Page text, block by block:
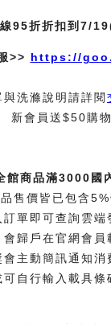
95折折扣到7/
>> https://
與洗滌說明請詳閱
新會員送$50購
館商品滿3000國
售價皆已包含
訂單即可查詢雲端
會歸戶在官網會員
會主動簡訊通知消
可自行輸入載具條